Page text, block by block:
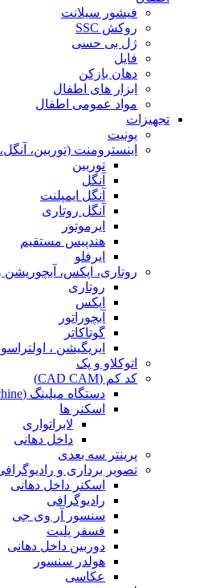
فیشور سیلانت
روکش SSC
ژل بی حسی
فایل
دهان بازکن
ابزار های اطفال
مواد عمومی اطفال
تجهیزات
یونیت
اینسترومنت (توربین،
توربین
آنگل
آنگل ایمپلنت
آنگل روتاری
ایرموتور
هندپیس مستقیم
ایرفلو
روتاری، اپکس، آبچوریشن
روتاری
اپکس
آبچوراتور
گوتاکاتر
ایریگیشن ،
اتوکلاو و پک
کد کم (CAD CAM)
دستگاه میلینگ (Milling Machine)
اسکنر ها
لابراتواری
داخل دهانی
پرینتر سه بعدی
تصویر برداری و
اسکنر داخل دهانی
رادیوگرافی
سنسور آر وی جی
فسفر پلیت
دوربین داخل دهانی
هولدر سنسور
عکاسی